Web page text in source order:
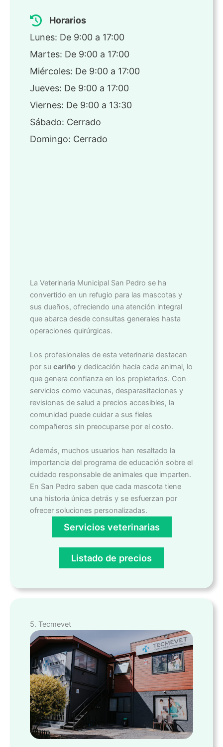
Horarios
Lunes: De 9:00 a 17:00
Martes: De 9:00 a 17:00
Miércoles: De 9:00 a 17:00
Jueves: De 9:00 a 17:00
Viernes: De 9:00 a 13:30
Sábado: Cerrado
Domingo: Cerrado
La Veterinaria Municipal San Pedro se ha
convertido en un refugio para las mascotas y
sus dueños, ofreciendo una atención integral
que abarca desde consultas generales hasta
operaciones quirúrgicas.
Los profesionales de esta veterinaria destacan
por su cariño y dedicación hacia cada animal, lo
que genera confianza en los propietarios. Con
servicios como vacunas, desparasitaciones y
revisiones de salud a precios accesibles, la
comunidad puede cuidar a sus fieles
compañeros sin preocuparse por el costo.
Además, muchos usuarios han resaltado la
importancia del programa de educación sobre el
cuidado responsable de animales que imparten.
En San Pedro saben que cada mascota tiene
una historia única detrás y se esfuerzan por
ofrecer soluciones personalizadas.
Servicios veterinarias
Listado de precios
5. Tecmevet